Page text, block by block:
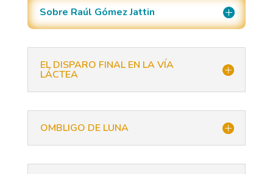
Sobre Raúl Gómez Jattin
EL DISPARO FINAL EN LA VÍA
LÁCTEA
OMBLIGO DE LUNA